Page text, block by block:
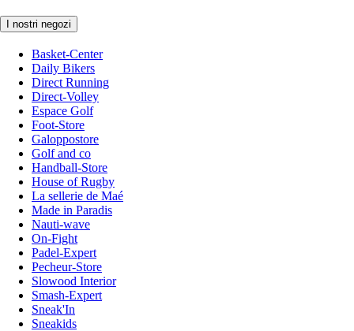
I nostri negozi
Basket-Center
Daily Bikers
Direct Running
Direct-Volley
Espace Golf
Foot-Store
Galoppostore
Golf and co
Handball-Store
House of Rugby
La sellerie de Maé
Made in Paradis
Nauti-wave
On-Fight
Padel-Expert
Pecheur-Store
Slowood Interior
Smash-Expert
Sneak'In
Sneakids